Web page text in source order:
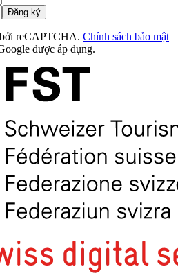
Đăng ký
reCAPTCHA. Chính sách bảo mật
được áp dụng.